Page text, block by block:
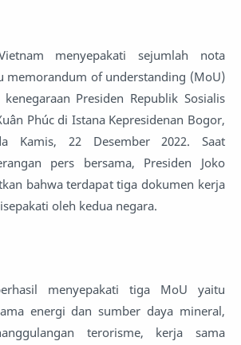
menyepakati sejumlah nota
memorandum of understanding (MoU)
Presiden Republik Sosialis
Phúc di Istana Kepresidenan Bogor,
Kamis, 22 Desember 2022. Saat
pers bersama, Presiden Joko
bahwa terdapat tiga dokumen kerja
oleh kedua negara.
menyepakati tiga MoU yaitu
energi dan sumber daya mineral,
terorisme, kerja sama